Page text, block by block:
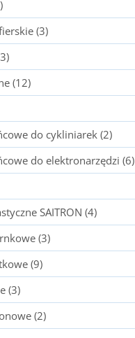
(3)
(12)
do cykliniarek (2)
do elektronarzędzi (6)
SAITRON (4)
(3)
(9)
(3)
(2)